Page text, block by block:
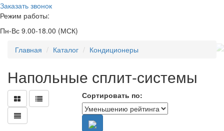
Заказать звонок
Режим работы:
Пн-Вс 9.00-18.00 (МСК)
Главная
Каталог Кондиционеры
Напольные сплит-системы
Сортировать по: